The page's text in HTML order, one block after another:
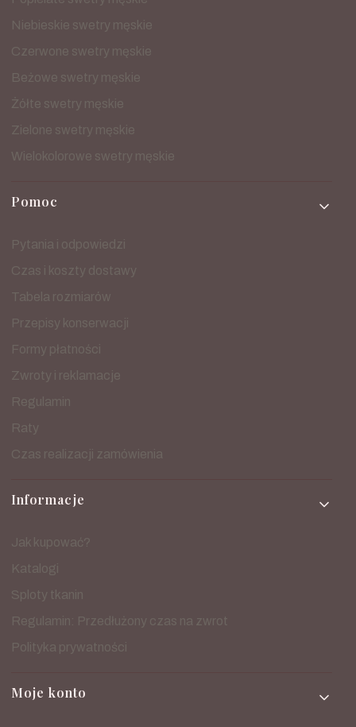
Niebieskie swetry męskie
Czerwone swetry męskie
Beżowe swetry męskie
Żółte swetry męskie
Zielone swetry męskie
Wielokolorowe swetry męskie
Pomoc
Pytania i odpowiedzi
Czas i koszty dostawy
Tabela rozmiarów
Przepisy konserwacji
Formy płatności
Zwroty i reklamacje
Regulamin
Raty
Czas realizacji zamówienia
Informacje
Jak kupować?
Katalogi
Sploty tkanin
Regulamin: Przedłużony czas na zwrot
Polityka prywatności
Moje konto